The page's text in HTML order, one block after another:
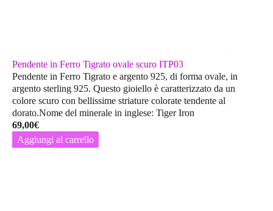
Pendente in Ferro Tigrato ovale scuro ITP03
Pendente in Ferro Tigrato e argento 925, di forma ovale, in
argento sterling 925. Questo gioiello è caratterizzato da un
colore scuro con bellissime striature colorate tendente al
dorato.Nome del minerale in inglese: Tiger Iron
69,00€
Aggiungi al carrello